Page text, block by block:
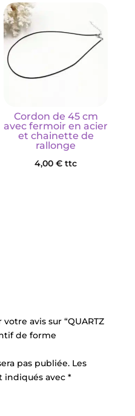
Cordon de 45 cm
avec fermoir en acier
et chainette de
rallonge
4,00€ ttc
avis sur “QUARTZ
de forme
pas publiée. Les
indiqués avec *